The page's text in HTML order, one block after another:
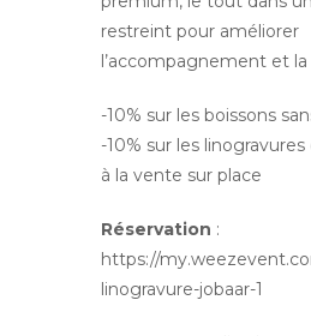
restreint pour améliorer
l’accompagnement et
-10% sur les boissons
-10% sur les
à la vente sur place
Réservation :
https://
linogravure-jobaar-1